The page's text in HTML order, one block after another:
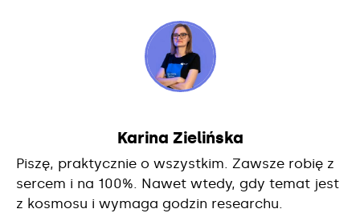
Karina Zielińska
Piszę, praktycznie o wszystkim. Zawsze robię z
sercem i na 100%. Nawet wtedy, gdy temat jest
z kosmosu i wymaga godzin researchu.